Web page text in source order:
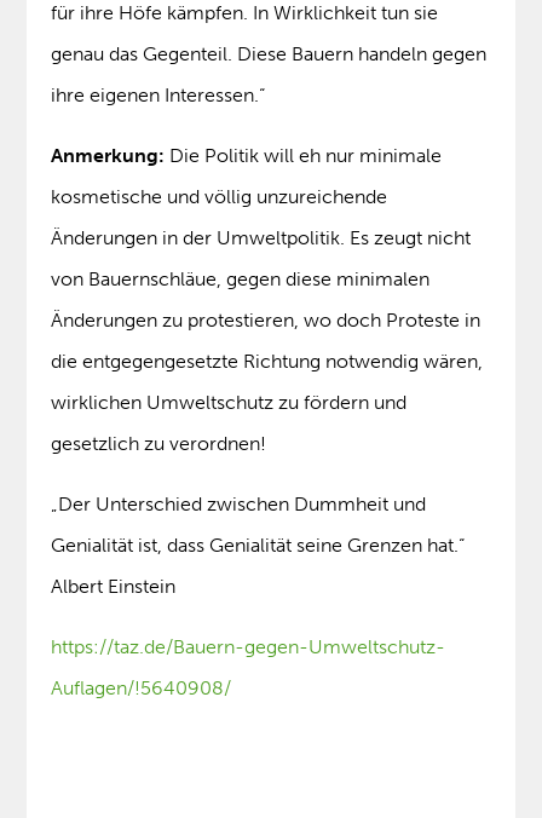
für ihre Höfe kämpfen. In Wirklichkeit tun sie
genau das Gegenteil. Diese Bauern handeln gegen
ihre eigenen Interessen.“
Anmerkung: Die Politik will eh nur minimale
kosmetische und völlig unzureichende
Änderungen in der Umweltpolitik. Es zeugt nicht
von Bauernschläue, gegen diese minimalen
Änderungen zu protestieren, wo doch Proteste in
die entgegengesetzte Richtung notwendig wären,
wirklichen Umweltschutz zu fördern und
gesetzlich zu verordnen!
„Der Unterschied zwischen Dummheit und
Genialität ist, dass Genialität seine Grenzen hat.“
Albert Einstein
https://taz.de/Bauern-gegen-Umweltschutz-
Auflagen/!5640908/